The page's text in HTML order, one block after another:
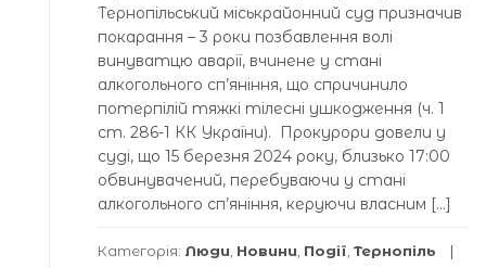
Тернопільський міськрайонний суд призначив
покарання – 3 роки позбавлення волі
винуватцю аварії, вчинене у стані
алкогольного сп’яніння, що спричинило
потерпілій тяжкі тілесні ушкодження (ч. 1
ст. 286-1 КК України). Прокурори довели у
суді, що 15 березня 2024 року, близько 17:00
обвинувачений, перебуваючи у стані
алкогольного сп’яніння, керуючи власним […]
Категорія: Люди Новини Події Тернопіль